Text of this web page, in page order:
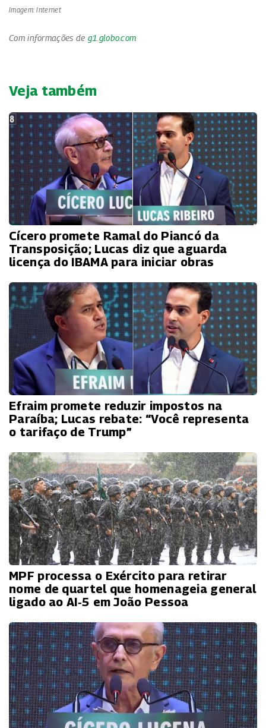
Imagem: Internet
Com informações de g1.globo.com
Veja também
Cícero promete Ramal do Piancó da
Transposição; Lucas diz que aguarda
licença do IBAMA para iniciar obras
Efraim promete reduzir impostos na
Paraíba; Lucas rebate: “Você representa
o tarifaço de Trump”
MPF processa o Exército para retirar
nome de quartel que homenageia general
ligado ao AI‑5 em João Pessoa